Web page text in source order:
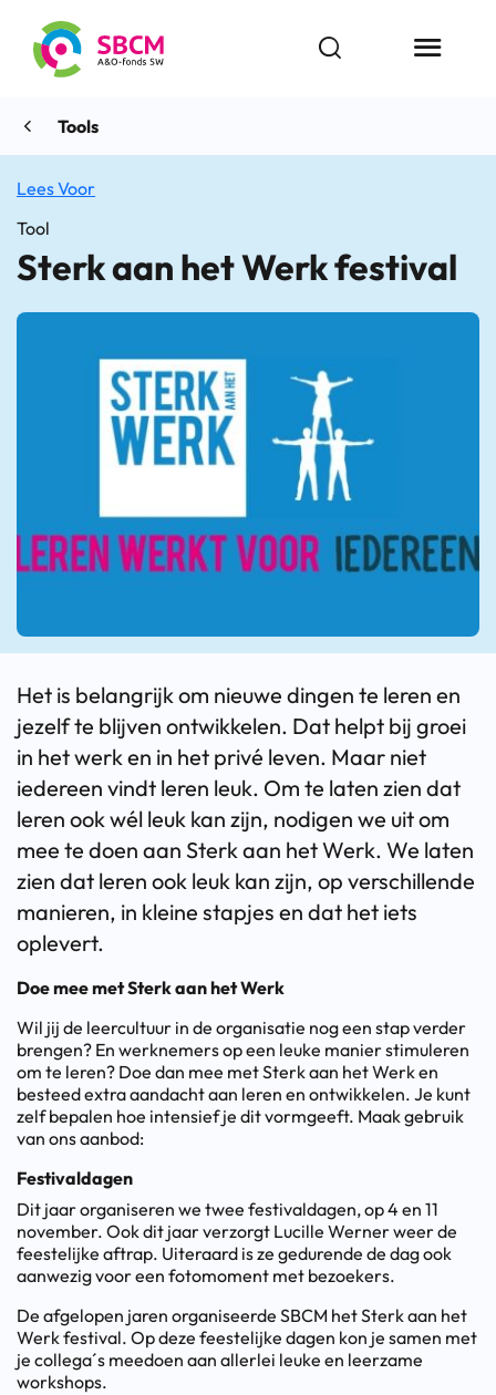
inhoud
Open zoekbalk
Menu
Tools
Lees Voor
Tool
Sterk aan het Werk festival
Het is belangrijk om nieuwe dingen te leren en
jezelf te blijven ontwikkelen. Dat helpt bij groei
in het werk en in het privé leven. Maar niet
iedereen vindt leren leuk. Om te laten zien dat
leren ook wél leuk kan zijn, nodigen we uit om
mee te doen aan Sterk aan het Werk. We laten
zien dat leren ook leuk kan zijn, op verschillende
manieren, in kleine stapjes en dat het iets
oplevert.
Doe mee met Sterk aan het Werk
Wil jij de leercultuur in de organisatie nog een stap verder
brengen? En werknemers op een leuke manier stimuleren
om te leren? Doe dan mee met Sterk aan het Werk en
besteed extra aandacht aan leren en ontwikkelen. Je kunt
zelf bepalen hoe intensief je dit vormgeeft. Maak gebruik
van ons aanbod:
Festivaldagen
Dit jaar organiseren we twee festivaldagen, op 4 en 11
november. Ook dit jaar verzorgt Lucille Werner weer de
feestelijke aftrap. Uiteraard is ze gedurende de dag ook
aanwezig voor een fotomoment met bezoekers.
De afgelopen jaren organiseerde SBCM het Sterk aan het
Werk festival. Op deze feestelijke dagen kon je samen met
je collega´s meedoen aan allerlei leuke en leerzame
workshops.